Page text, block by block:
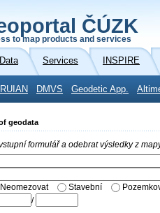
ČÚZK
to map products and services
Data Services INSPIRE
RUIAN DMVS Geodetic App.
geodata
formulář a odebrat výsledky z
Neomezovat Stavební
/